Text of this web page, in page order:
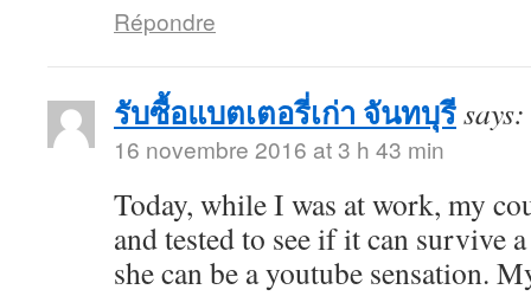
Répondre
รับซื้อแบตเตอรี่เก่า จันทบุรีsays:
16 novembre 2016 at 3 h 43 min
Today, while I was at work, my
and tested to see if it can survive
she can be a youtube sensation.